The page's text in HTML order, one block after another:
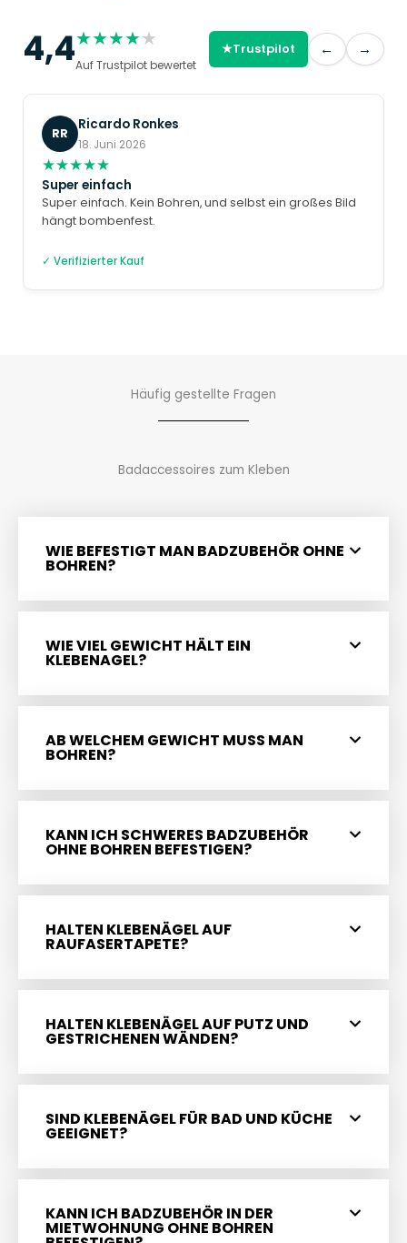
4,4★★★★★
Auf Trustpilot bewertet
★Trustpilot ← →
RR
Ricardo Ronkes
18. Juni 2026
★★★★★
Super einfach
Super einfach. Kein Bohren, und selbst ein großes Bild
hängt bombenfest.
✓ Verifizierter Kauf
Häufig gestellte Fragen
Badaccessoires zum Kleben
WIE BEFESTIGT MAN BADZUBEHÖR OHNE
BOHREN?
WIE VIEL GEWICHT HÄLT EIN
KLEBENAGEL?
AB WELCHEM GEWICHT MUSS MAN
BOHREN?
KANN ICH SCHWERES BADZUBEHÖR
OHNE BOHREN BEFESTIGEN?
HALTEN KLEBENÄGEL AUF
RAUFASERTAPETE?
HALTEN KLEBENÄGEL AUF PUTZ UND
GESTRICHENEN WÄNDEN?
SIND KLEBENÄGEL FÜR BAD UND KÜCHE
GEEIGNET?
KANN ICH BADZUBEHÖR IN DER
MIETWOHNUNG OHNE BOHREN